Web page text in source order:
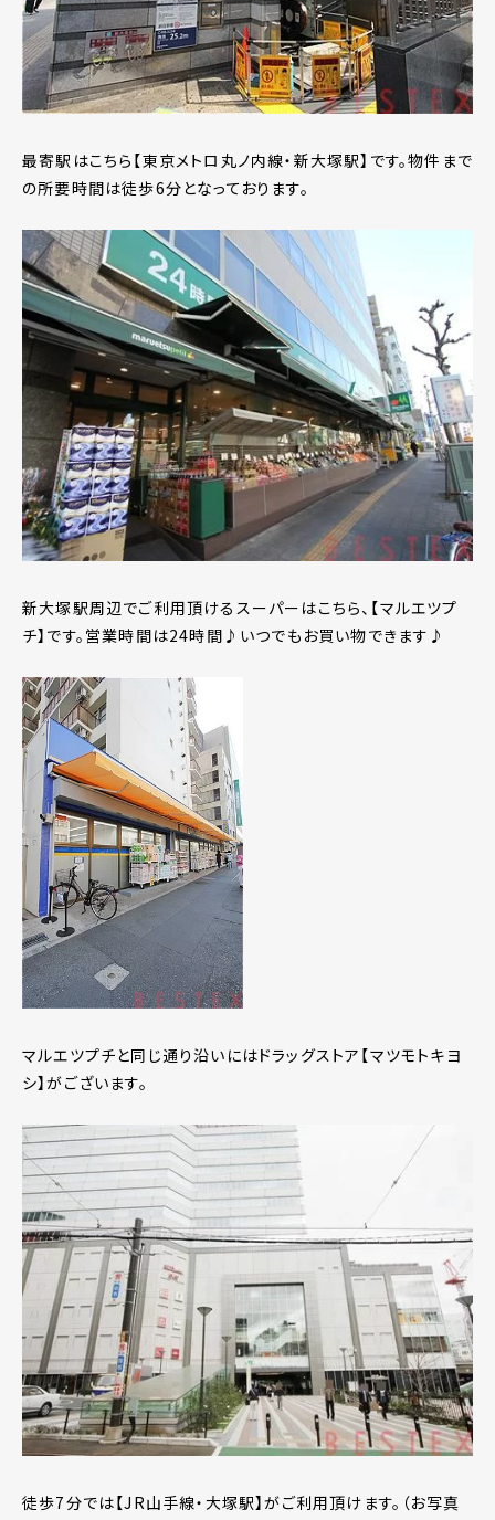
最寄駅はこちら【東京メトロ丸ノ内線・新大塚駅】です。物件まで
の所要時間は徒歩6分となっております。
新大塚駅周辺でご利用頂けるスーパーはこちら、【マルエツプ
チ】です。営業時間は24時間♪いつでもお買い物できます♪
マルエツプチと同じ通り沿いにはドラッグストア【マツモトキヨ
シ】がございます。
徒歩7分では【JR山手線・大塚駅】がご利用頂けます。（お写真